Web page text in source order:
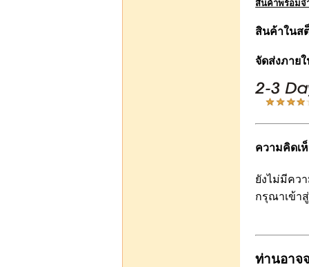
สินค้าพร้อมจ
สินค้าในส
จัดส่งภายใ
ความคิดเ
ยังไม่มีคว
กรุณาเข้า
ท่านอาจ